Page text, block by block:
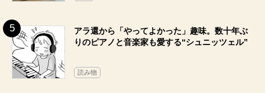
アラ還から「やってよかった」趣味。数十年ぶ
りのピアノと音楽家も愛する“シュニッツェル”
読み物